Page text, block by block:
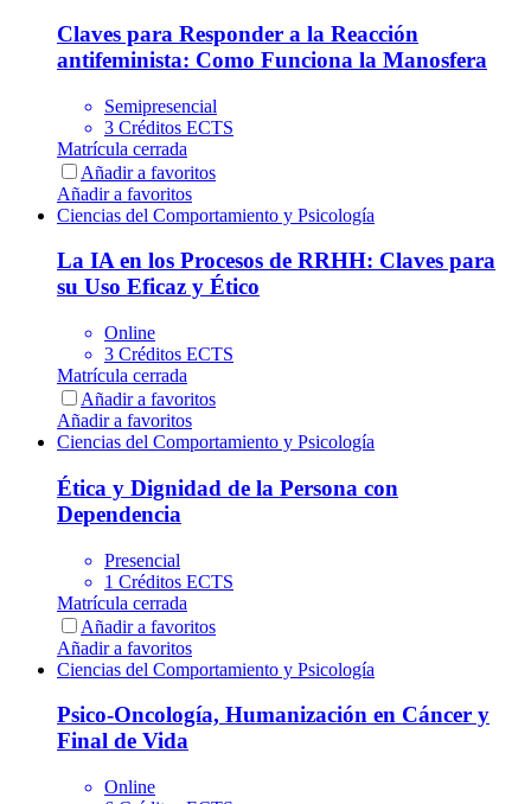
Claves para Responder a la Reacción
antifeminista: Como Funciona la Manosfera
Semipresencial
3 Créditos ECTS
Matrícula cerrada
Añadir a favoritos
Añadir a favoritos
Ciencias del Comportamiento y Psicología
La IA en los Procesos de RRHH: Claves para
su Uso Eficaz y Ético
Online
3 Créditos ECTS
Matrícula cerrada
Añadir a favoritos
Añadir a favoritos
Ciencias del Comportamiento y Psicología
Ética y Dignidad de la Persona con
Dependencia
Presencial
1 Créditos ECTS
Matrícula cerrada
Añadir a favoritos
Añadir a favoritos
Ciencias del Comportamiento y Psicología
Psico-Oncología, Humanización en Cáncer y
Final de Vida
Online